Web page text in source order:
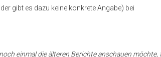
gibt es dazu keine konkrete Angabe) bei
einmal die älteren Berichte anschauen möchte,